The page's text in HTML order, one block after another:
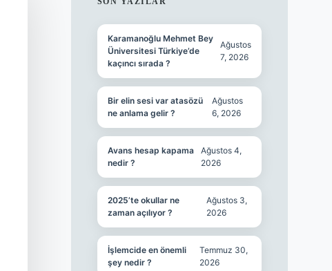
SIDEBAR
Karamanoğlu Mehmet Bey
Üniversitesi Türkiye’de
kaçıncı sırada ?
Ağustos
7, 2026
Bir elin sesi var atasözü
ne anlama gelir ?
Ağustos
6, 2026
Avans hesap kapama
nedir ?
Ağustos 4,
2026
2025’te okullar ne
zaman açılıyor ?
Ağustos 3,
2026
İşlemcide en önemli
şey nedir ?
Temmuz 30,
2026